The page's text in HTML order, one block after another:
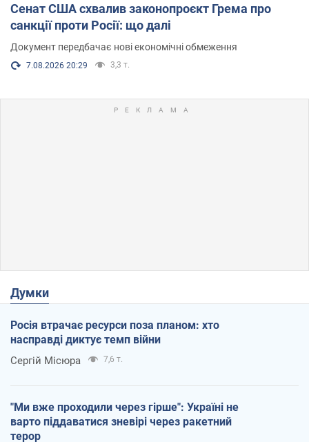
Сенат США схвалив законопроєкт Грема про
санкції проти Росії: що далі
Документ передбачає нові економічні обмеження
7.08.2026 20:29 3,3 т.
Думки
Росія втрачає ресурси поза планом: хто
насправді диктує темп війни
Сергій Місюра 7,6 т.
"Ми вже проходили через гірше": Україні не
варто піддаватися зневірі через ракетний
терор